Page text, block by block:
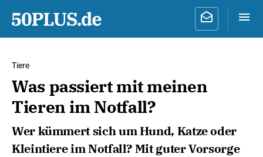
Tiere
Was passiert mit meinen
Tieren im Notfall?
Wer kümmert sich um Hund, Katze oder
Kleintiere im Notfall? Mit guter Vorsorge